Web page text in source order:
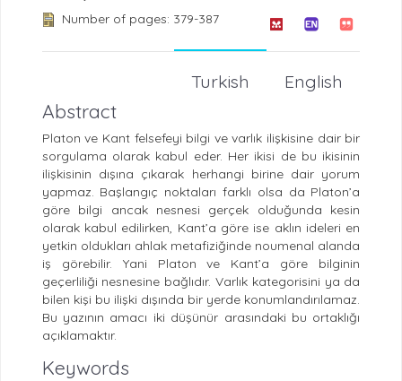
Number of pages: 379-387
English
Turkish
Abstract
Platon ve Kant felsefeyi bilgi ve varlık ilişkisine dair bir
sorgulama olarak kabul eder. Her ikisi de bu ikisinin
ilişkisinin dışına çıkarak herhangi birine dair yorum
yapmaz. Başlangıç noktaları farklı olsa da Platon’a
göre bilgi ancak nesnesi gerçek olduğunda kesin
olarak kabul edilirken, Kant’a göre ise aklın ideleri en
yetkin oldukları ahlak metafiziğinde noumenal alanda
iş görebilir. Yani Platon ve Kant’a göre bilginin
geçerliliği nesnesine bağlıdır. Varlık kategorisini ya da
bilen kişi bu ilişki dışında bir yerde konumlandırılamaz.
Bu yazının amacı iki düşünür arasındaki bu ortaklığı
açıklamaktır.
Keywords